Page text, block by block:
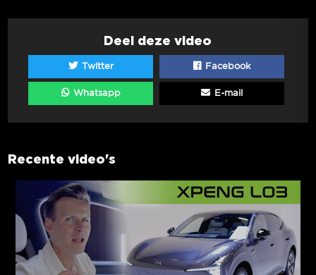
Deel deze video
Twitter Facebook
Whatsapp E-mail
Recente video's